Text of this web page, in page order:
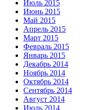
Июль 2015
Июнь 2015
Май 2015
Апрель 2015
Март 2015
Февраль 2015
Январь 2015
Декабрь 2014
Ноябрь 2014
Октябрь 2014
Сентябрь 2014
Август 2014
Июль 2014